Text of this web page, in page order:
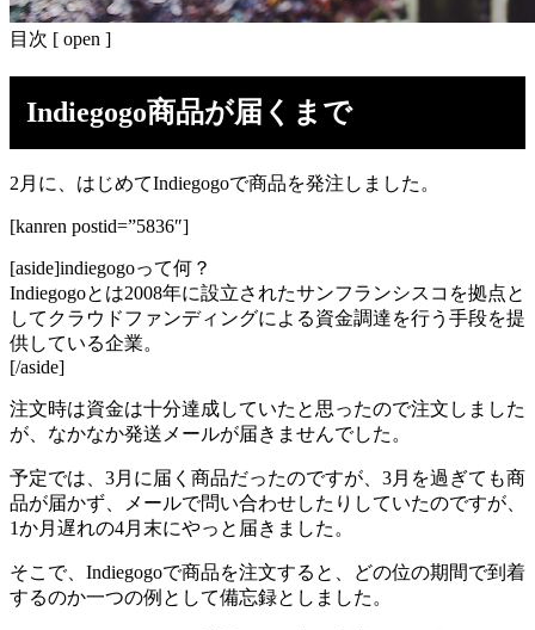
目次 [ open ]
Indiegogo商品が届くまで
2月に、はじめてIndiegogoで商品を発注しました。
[kanren postid=”5836″]
[aside]indiegogoって何？
Indiegogoとは2008年に設立されたサンフランシスコを拠点と
してクラウドファンディングによる資金調達を行う手段を提
供している企業。
[/aside]
注文時は資金は十分達成していたと思ったので注文しました
が、なかなか発送メールが届きませんでした。
予定では、3月に届く商品だったのですが、3月を過ぎても商
品が届かず、メールで問い合わせしたりしていたのですが、
1か月遅れの4月末にやっと届きました。
そこで、Indiegogoで商品を注文すると、どの位の期間で到着
するのか一つの例として備忘録としました。